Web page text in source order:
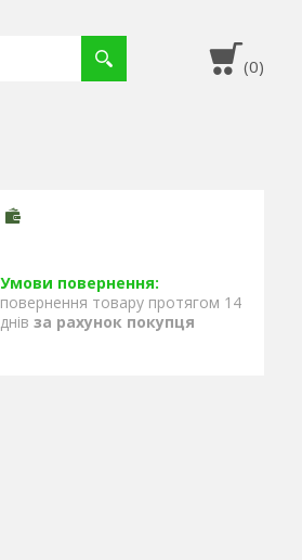
повернення товару протягом 14
днів за рахунок покупця